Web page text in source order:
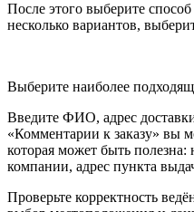
После этого выберите
несколько вариантов,
Выберите наиболее
Введите ФИО, адрес
«Комментарии к заказу» вы
которая может быть полезна:
компании, адрес пункта
Проверьте корректность